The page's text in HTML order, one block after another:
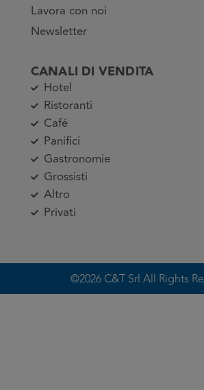
Lavora con noi
Newsletter
CANALI DI VENDITA
Hotel
Ristoranti
Café
Panifici
Gastronomie
Grossisti
Altro
Privati
©2026 C&T Srl All Rights